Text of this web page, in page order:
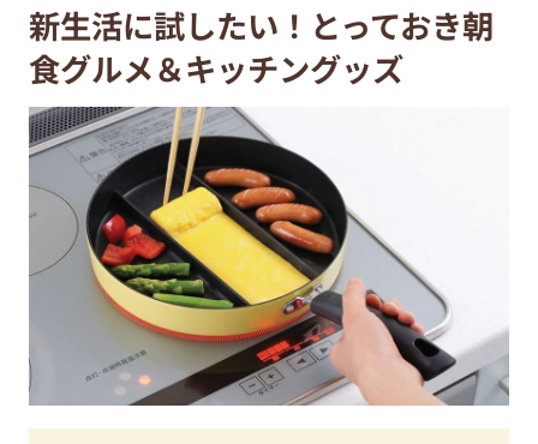
新生活に試したい！とっておき朝
食グルメ＆キッチングッズ